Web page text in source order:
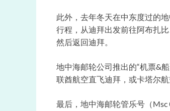
此外，去年冬天在中东度过的
行程，从迪拜出发前往阿布扎
然后返回迪拜。
地中海邮轮公司推出的“机票&
联酋航空直飞迪拜，或卡塔尔
最后，地中海邮轮管乐号（